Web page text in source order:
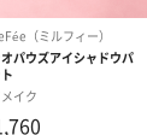
大人っぽい締め
できる配色で